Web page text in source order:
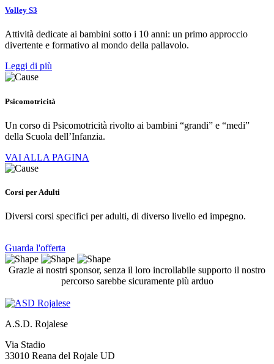
Volley S3
Attività dedicate ai bambini sotto i 10 anni: un primo approccio
divertente e formativo al mondo della pallavolo.
Leggi di più
Psicomotricità
Un corso di Psicomotricità rivolto ai bambini “grandi” e “medi”
della Scuola dell’Infanzia.
VAI ALLA PAGINA
Corsi per Adulti
Diversi corsi specifici per adulti, di diverso livello ed impegno.
Guarda l'offerta
Grazie ai nostri sponsor, senza il loro incrollabile supporto il nostro
percorso sarebbe sicuramente più arduo
A.S.D. Rojalese
Via Stadio
33010 Reana del Rojale UD